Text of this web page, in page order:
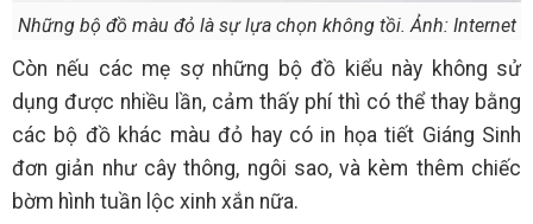
Những bộ đồ màu đỏ là sự lựa chọn không tồi. Ảnh: Internet
Còn nếu các mẹ sợ những bộ đồ kiểu này không sử
dụng được nhiều lần, cảm thấy phí thì có thể thay bằng
các bộ đồ khác màu đỏ hay có in họa tiết Giáng Sinh
đơn giản như cây thông, ngôi sao, và kèm thêm chiếc
bờm hình tuần lộc xinh xắn nữa.